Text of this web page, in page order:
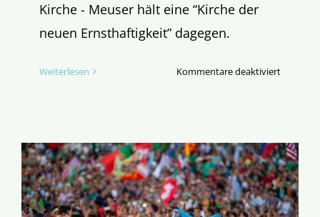
Kirche - Meuser hält eine “Kirche der
neuen Ernsthaftigkeit” dagegen.
Weiterlesen Kommentare deaktiviertfür